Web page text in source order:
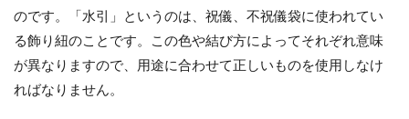
のです。「水引」というのは、祝儀、不祝儀袋に使われてい
る飾り紐のことです。この色や結び方によってそれぞれ意味
が異なりますので、用途に合わせて正しいものを使用しなけ
ればなりません。